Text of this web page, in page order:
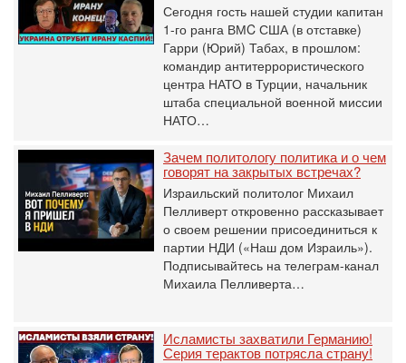
Сегодня гость нашей студии капитан
1-го ранга ВМC США (в отставке)
Гарри (Юрий) Табах, в прошлом:
командир антитеррористического
центра НАТО в Турции, начальник
штаба специальной военной миссии
НАТО…
Зачем политологу политика и о чем
говорят на закрытых встречах?
Израильский политолог Михаил
Пелливерт откровенно рассказывает
о своем решении присоединиться к
партии НДИ («Наш дом Израиль»).
Подписывайтесь на телеграм-канал
Михаила Пелливерта…
Исламисты захватили Германию!
Серия терактов потрясла страну!